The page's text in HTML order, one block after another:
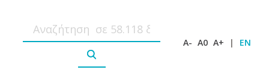
A- A0 A+ | EN